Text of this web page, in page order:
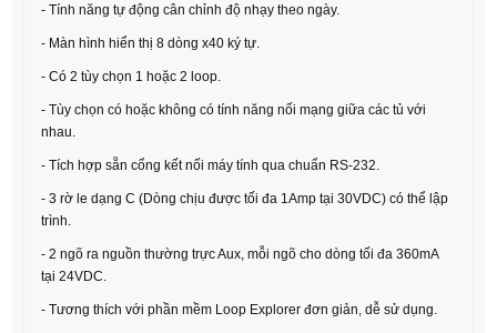
- Tính năng tự động cân chỉnh độ nhạy theo ngày.
- Màn hình hiển thị 8 dòng x40 ký tự.
- Có 2 tùy chọn 1 hoặc 2 loop.
- Tùy chọn có hoặc không có tính năng nối mạng giữa các tủ với
nhau.
- Tích hợp sẵn cổng kết nối máy tính qua chuẩn RS-232.
- 3 rờ le dạng C (Dòng chịu được tối đa 1Amp tại 30VDC) có thể lập
trình.
- 2 ngõ ra nguồn thường trực Aux, mỗi ngõ cho dòng tối đa 360mA
tại 24VDC.
- Tương thích với phần mềm Loop Explorer đơn giản, dễ sử dụng.